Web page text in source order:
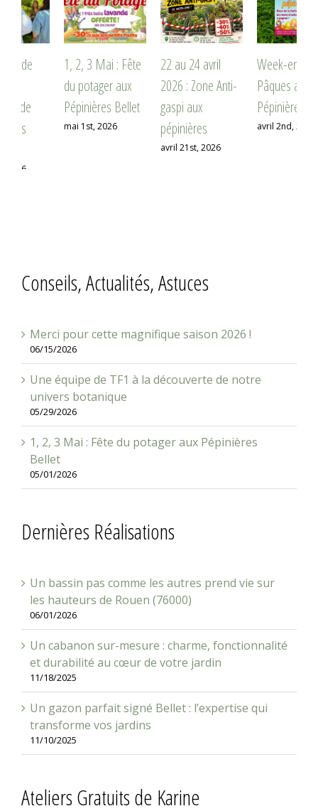
1, 2, 3 Mai : Fête
du potager aux
Pépinières Bellet
mai 1st, 2026
22 au 24 avril
2026 : Zone Anti-
gaspi aux
pépinières
avril 21st, 2026
Week-end de
Pâques aux
Pépinières Bellet
avril 2nd, 2026
Conseils, Actualités, Astuces
06/15/2026
univers botanique
05/29/2026
Bellet
05/01/2026
Dernières Réalisations
les hauteurs de Rouen (76000)
06/01/2026
et durabilité au cœur de votre jardin
11/18/2025
transforme vos jardins
11/10/2025
Ateliers Gratuits de Karine